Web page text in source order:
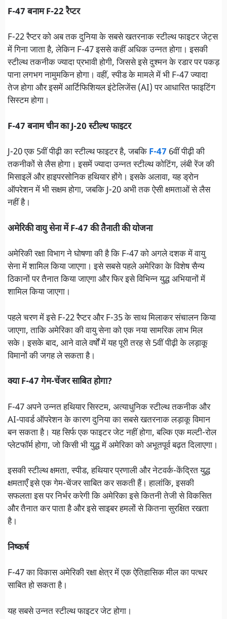
F-47 बनाम F-22 रैप्टर
F-22 रैप्टर को अब तक दुनिया के सबसे खतरनाक स्टील्थ फाइटर जेट्स
में गिना जाता है, लेकिन F-47 इससे कहीं अधिक उन्नत होगा। इसकी
स्टील्थ तकनीक ज्यादा प्रभावी होगी, जिससे इसे दुश्मन के रडार पर पकड़
पाना लगभग नामुमकिन होगा। वहीं, स्पीड के मामले में भी F-47 ज्यादा
तेज होगा और इसमें आर्टिफिशियल इंटेलिजेंस (AI) पर आधारित फाइटिंग
सिस्टम होगा।
F-47 बनाम चीन का J-20 स्टील्थ फाइटर
J-20 एक 5वीं पीढ़ी का स्टील्थ फाइटर है, जबकि F-47 6वीं पीढ़ी की
तकनीकों से लैस होगा। इसमें ज्यादा उन्नत स्टील्थ कोटिंग, लंबी रेंज की
मिसाइलें और हाइपरसोनिक हथियार होंगे। इसके अलावा, यह ड्रोन
ऑपरेशन में भी सक्षम होगा, जबकि J-20 अभी तक ऐसी क्षमताओं से लैस
नहीं है।
अमेरिकी वायु सेना में F-47 की तैनाती की योजना
अमेरिकी रक्षा विभाग ने घोषणा की है कि F-47 को अगले दशक में वायु
सेना में शामिल किया जाएगा। इसे सबसे पहले अमेरिका के विशेष सैन्य
ठिकानों पर तैनात किया जाएगा और फिर इसे विभिन्न युद्ध अभियानों में
शामिल किया जाएगा।
पहले चरण में इसे F-22 रैप्टर और F-35 के साथ मिलाकर संचालन किया
जाएगा, ताकि अमेरिका की वायु सेना को एक नया सामरिक लाभ मिल
सके। इसके बाद, आने वाले वर्षों में यह पूरी तरह से 5वीं पीढ़ी के लड़ाकू
विमानों की जगह ले सकता है।
क्या F-47 गेम-चेंजर साबित होगा?
F-47 अपने उन्नत हथियार सिस्टम, अत्याधुनिक स्टील्थ तकनीक और
AI-पावर्ड ऑपरेशन के कारण दुनिया का सबसे खतरनाक लड़ाकू विमान
बन सकता है। यह सिर्फ एक फाइटर जेट नहीं होगा, बल्कि एक मल्टी-रोल
प्लेटफॉर्म होगा, जो किसी भी युद्ध में अमेरिका को अभूतपूर्व बढ़त दिलाएगा।
इसकी स्टील्थ क्षमता, स्पीड, हथियार प्रणाली और नेटवर्क-केंद्रित युद्ध
क्षमताएँ इसे एक गेम-चेंजर साबित कर सकती हैं। हालांकि, इसकी
सफलता इस पर निर्भर करेगी कि अमेरिका इसे कितनी तेजी से विकसित
और तैनात कर पाता है और इसे साइबर हमलों से कितना सुरक्षित रखता
है।
निष्कर्ष
F-47 का विकास अमेरिकी रक्षा क्षेत्र में एक ऐतिहासिक मील का पत्थर
साबित हो सकता है।
यह सबसे उन्नत स्टील्थ फाइटर जेट होगा।